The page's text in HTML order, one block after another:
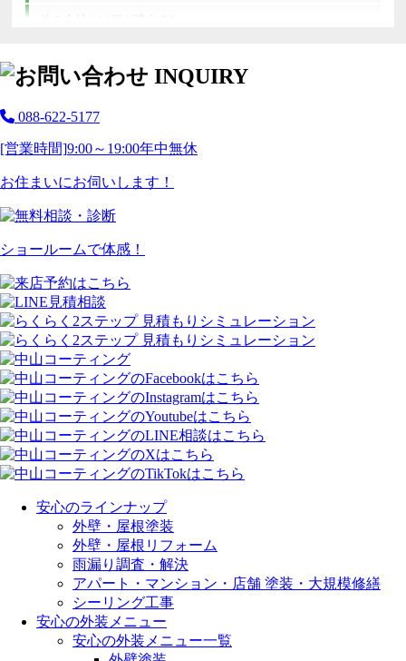
他の会社とは何が違うの?
088-622-5177
[営業時間]9:00～19:00年中無休
お住まいにお伺いします！
ショールームで体感！
安心のラインナップ
外壁・屋根塗装
外壁・屋根リフォーム
雨漏り調査・解決
アパート・マンション・店舗 塗装・大規模修繕
シーリング工事
安心の外装メニュー
安心の外装メニュー一覧